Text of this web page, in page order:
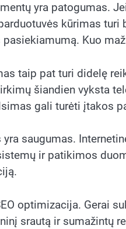
yra patogumas.
kūrimas
Kuo
taip pat turi didelę
šiandien vyksta
gali turėti įtakos
yra saugumas.
ir patikimos
optimizacija. Gerai
srautą ir sumažintų